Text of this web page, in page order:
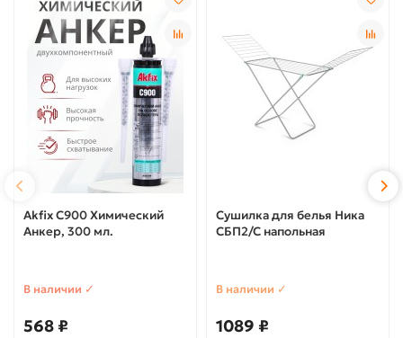
Akfix C900 Химический
Анкер, 300 мл.
В наличии ✓
568 ₽
Сушилка для белья Ника
СБП2/С напольная
В наличии ✓
1089 ₽